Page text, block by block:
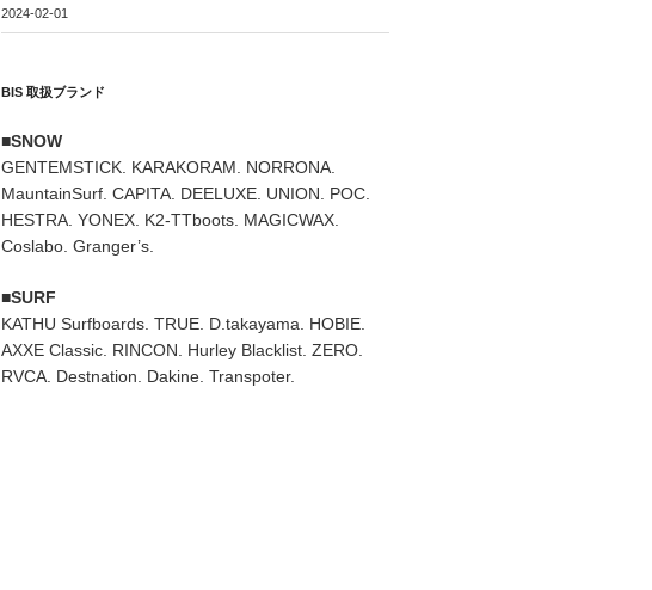
2024-02-01
BIS 取扱ブランド
■SNOW
GENTEMSTICK. KARAKORAM. NORRONA.
MauntainSurf. CAPITA. DEELUXE. UNION. POC.
HESTRA. YONEX. K2-TTboots. MAGICWAX.
Coslabo. Granger’s.
■SURF
KATHU Surfboards. TRUE. D.takayama. HOBIE.
AXXE Classic. RINCON. Hurley Blacklist. ZERO.
RVCA. Destnation. Dakine. Transpoter.